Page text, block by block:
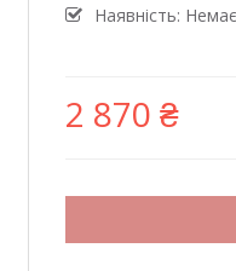
Наявність:
2 870 ₴